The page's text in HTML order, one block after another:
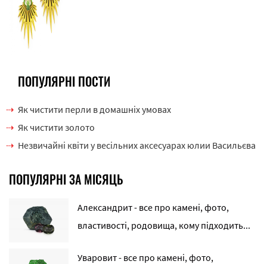
ПОПУЛЯРНІ ПОСТИ
Як чистити перли в домашніх умовах
Як чистити золото
Незвичайні квіти у весільних аксесуарах юлии Васильєва
ПОПУЛЯРНІ ЗА МІСЯЦЬ
Александрит - все про камені, фото,
властивості, родовища, кому підходить...
Уваровит - все про камені, фото,